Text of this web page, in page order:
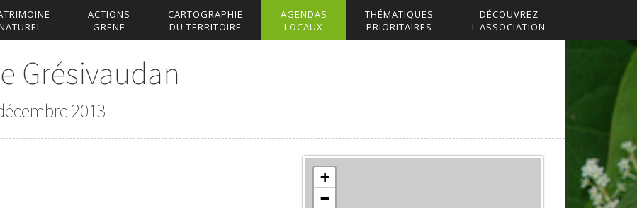
ACTIONS
GRENE
CARTOGRAPHIE
DU TERRITOIRE
AGENDAS
LOCAUX
THÉMATIQUES
PRIORITAIRES
DÉCOUVREZ
L'ASSOCIATION
Grésivaudan
2013
+
−